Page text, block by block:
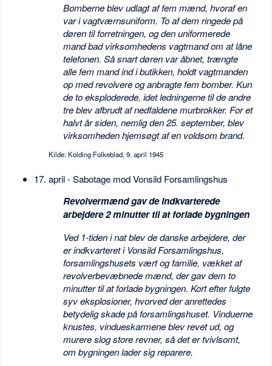
Bomberne blev udlagt af fem mænd, hvoraf en
var i vagtværnsuniform. To af dem ringede på
døren til forretningen, og den uniformerede
mand bad virksomhedens vagtmand om at låne
telefonen. Så snart døren var åbnet, trængte
alle fem mand ind i butikken, holdt vagtmanden
op med revolvere og anbragte fem bomber. Kun
de to eksploderede, idet ledningerne til de andre
tre blev afbrudt af nedfaldene murbrokker. For et
halvt år siden, nemlig den 25. september, blev
virksomheden hjemsøgt af en voldsom brand.
Kilde: Kolding Folkeblad, 9. april 1945
17. april - Sabotage mod Vonsild Forsamlingshus
Revolvermænd gav de indkvarterede
arbejdere 2 minutter til at forlade bygningen
Ved 1-tiden i nat blev de danske arbejdere, der
er indkvarteret i Vonsild Forsamlingshus,
forsamlingshusets vært og familie, vækket af
revolverbevæbnede mænd, der gav dem to
minutter til at forlade bygningen. Kort efter fulgte
syv eksplosioner, hvorved der anrettedes
betydelig skade på forsamlingshuset. Vinduerne
knustes, vindueskarmene blev revet ud, og
murere slog store revner, så det er tvivlsomt,
om bygningen lader sig reparere.